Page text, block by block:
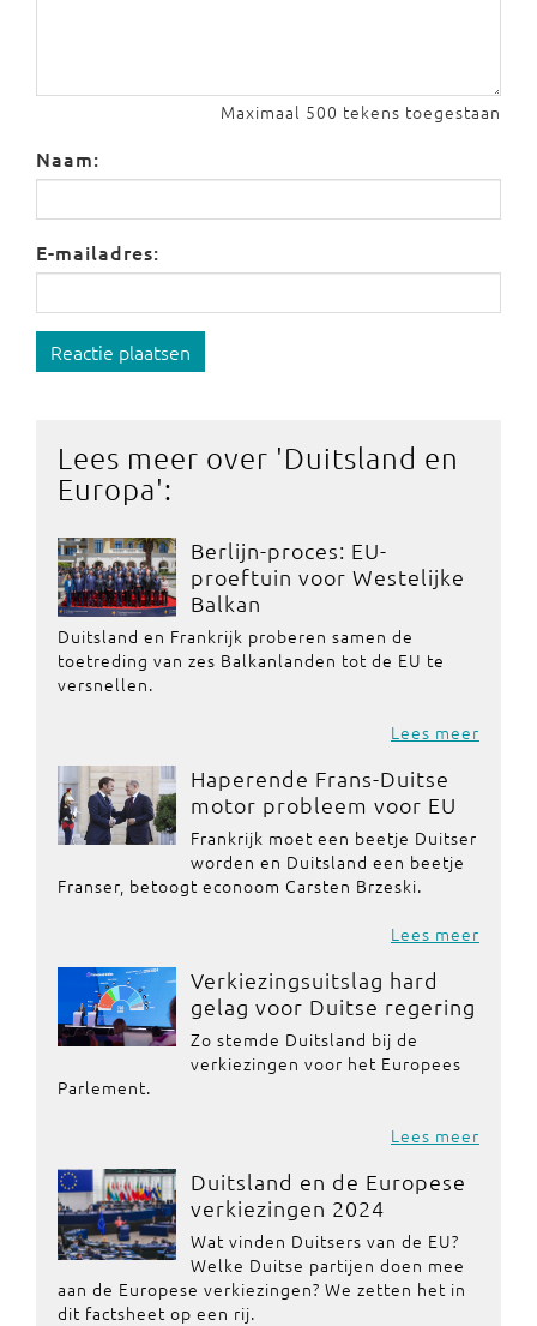
Maximaal 500 tekens toegestaan
Naam:
E-mailadres:
Reactie plaatsen
Lees meer over 'Duitsland en
Europa':
Berlijn-proces: EU-
proeftuin voor Westelijke
Balkan
Duitsland en Frankrijk proberen samen de
toetreding van zes Balkanlanden tot de EU te
versnellen.
Lees meer
Haperende Frans-Duitse
motor probleem voor EU
Frankrijk moet een beetje Duitser
worden en Duitsland een beetje
Franser, betoogt econoom Carsten Brzeski.
Lees meer
Verkiezingsuitslag hard
gelag voor Duitse regering
Zo stemde Duitsland bij de
verkiezingen voor het Europees
Parlement.
Lees meer
Duitsland en de Europese
verkiezingen 2024
Wat vinden Duitsers van de EU?
Welke Duitse partijen doen mee
aan de Europese verkiezingen? We zetten het in
dit factsheet op een rij.